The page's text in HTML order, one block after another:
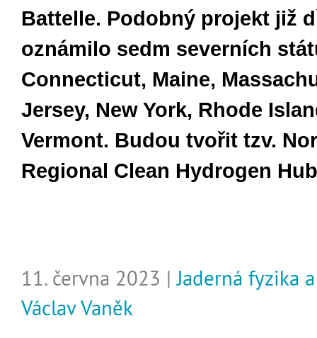
Battelle. Podobný projekt již
oznámilo sedm severních
Connecticut, Maine,
Jersey, New York, Rhode
Vermont. Budou tvořit tzv.
Regional Clean Hydrogen
11. června 2023 |Jaderná fyzika
Václav Vaněk